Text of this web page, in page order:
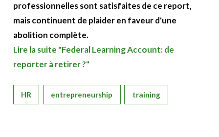
professionnelles sont satisfaites de ce report,
mais continuent de plaider en faveur d'une
abolition complète.
Lire la suite "Federal Learning Account: de
reporter à retirer ?"
HR entrepreneurship training